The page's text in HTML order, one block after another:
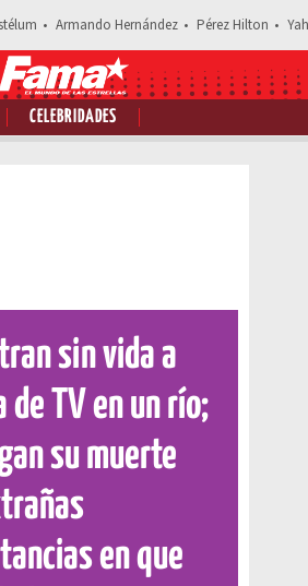
Armando Hernández Pérez Hilton
CELEBRIDADES
Comparte esta noticia
sin vida a
TV en un río;
su muerte
en que